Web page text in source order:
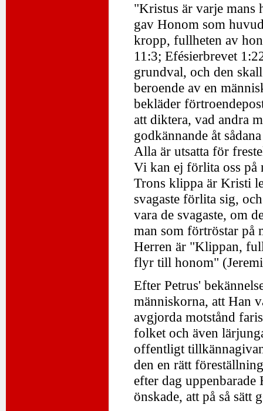
"Kristus är varje mans
gav Honom som
kropp, fullheten av
11:3; Efésierbrevet
grundval, och den
beroende av en
bekläder
att diktera, vad andra
godkännande åt
Alla är utsatta för
Vi kan ej förlita oss på
Trons klippa är Kristi
svagaste förlita sig,
vara de svagaste, om
man som förtröstar på
Herren är "Klippan,
flyr till honom"
Efter Petrus'
människorna, att Han
avgjorda motstånd
folket och även
offentligt
den en rätt
efter dag
önskade, att på så sätt